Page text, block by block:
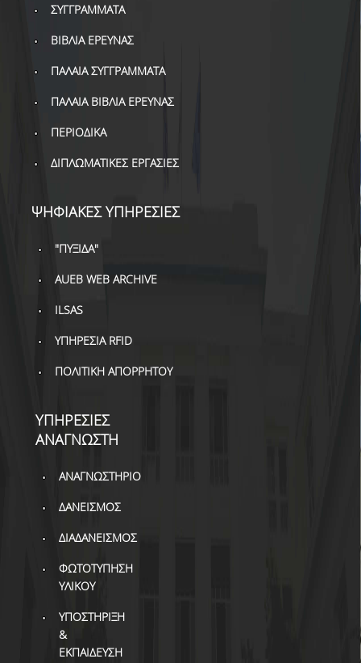
ΣΥΓΓΡΑΜΜΑΤΑ
ΒΙΒΛΙΑ ΕΡΕΥΝΑΣ
ΠΑΛΑΙΑ ΣΥΓΓΡΑΜΜΑΤΑ
ΠΑΛΑΙΑ ΒΙΒΛΙΑ ΕΡΕΥΝΑΣ
ΠΕΡΙΟΔΙΚΑ
ΔΙΠΛΩΜΑΤΙΚΕΣ ΕΡΓΑΣΙΕΣ
ΨΗΦΙΑΚΕΣ ΥΠΗΡΕΣΙΕΣ
"ΠΥΞΙΔΑ"
AUEB WEB ARCHIVE
ILSAS
ΥΠΗΡΕΣΙΑ RFID
ΠΟΛΙΤΙΚΗ ΑΠΟΡΡΗΤΟΥ
ΥΠΗΡΕΣΙΕΣ
ΑΝΑΓΝΩΣΤΗ
ΑΝΑΓΝΩΣΤΗΡΙΟ
ΔΑΝΕΙΣΜΟΣ
ΔΙΑΔΑΝΕΙΣΜΟΣ
ΦΩΤΟΤΥΠΗΣΗ
ΥΛΙΚΟΥ
ΥΠΟΣΤΗΡΙΞΗ
&
ΕΚΠΑΙΔΕΥΣΗ